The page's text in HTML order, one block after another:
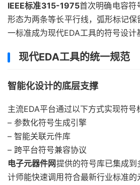
IEEE标准315-1975首次明确电容符
形态为两条等长平行线，弧形标记
一标准成为现代EDA工具的符号设计
现代EDA工具的统一规范
智能化设计的底层支撑
主流EDA平台通过以下方式实现符号
– 参数化符号生成引擎
– 智能关联元件库
– 跨平台符号兼容协议
电子元器件网提供的符号库已集成
计师能快速调用符合最新行业标准